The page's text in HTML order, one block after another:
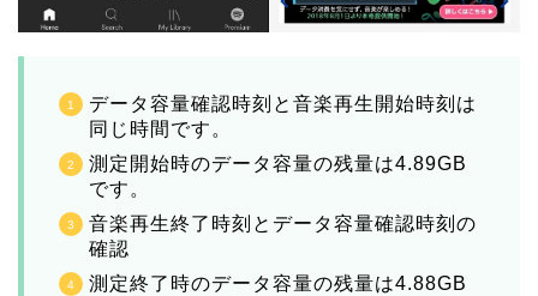
データ容量確認時刻と音楽再生開始時刻は
同じ時間です。
測定開始時のデータ容量の残量は4.89GB
です。
音楽再生終了時刻とデータ容量確認時刻の
確認
測定終了時のデータ容量の残量は4.88GB